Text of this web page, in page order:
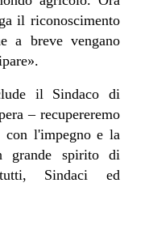
il riconoscimento
a breve vengano
il Sindaco di
– recupereremo
con l'impegno e la
grande spirito di
Sindaci ed